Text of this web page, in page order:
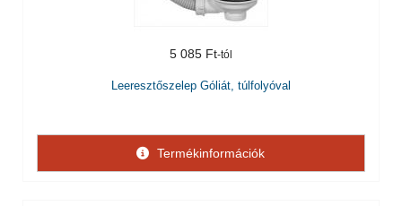
5 085 Ft
Leeresztőszelep Góliát, túlfolyóval
Termékinformációk